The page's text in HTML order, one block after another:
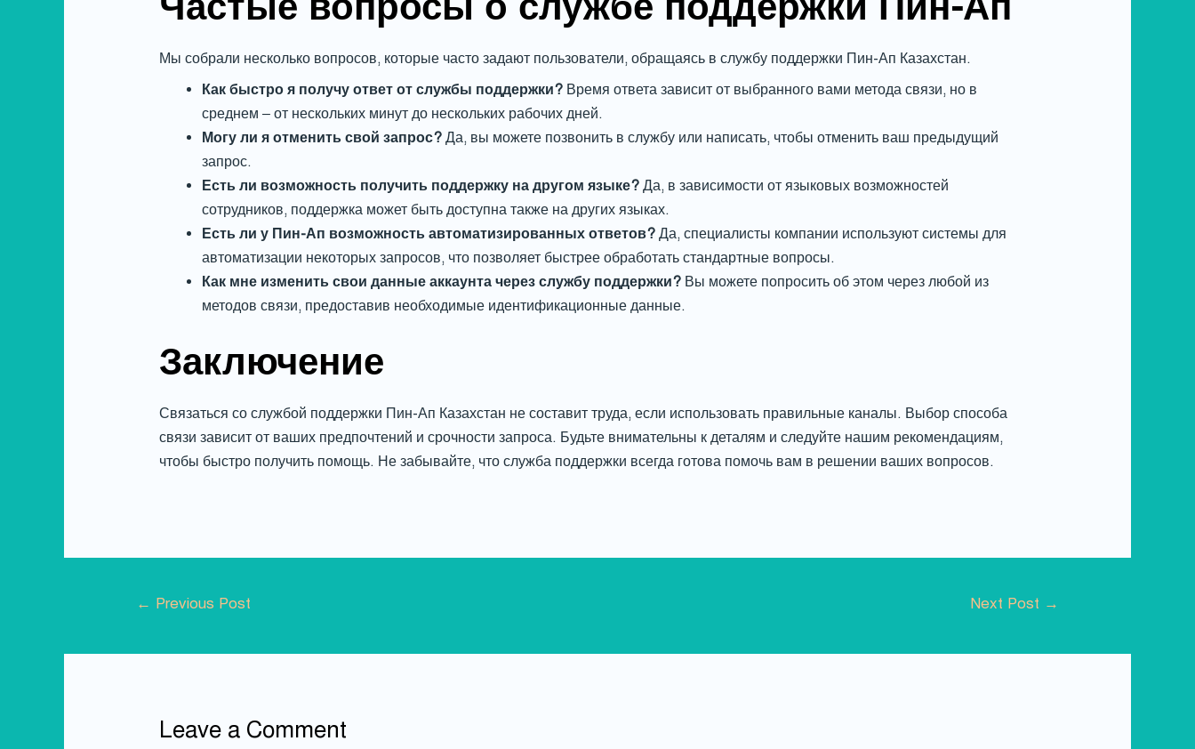
Мы собрали несколько вопросов, которые часто задают пользователи, обращаясь в службу поддержки Пин-Ап Казахстан.
Как быстро я получу ответ от службы поддержки?Время ответа зависит от выбранного вами метода связи, но в
среднем – от нескольких минут до нескольких рабочих дней.
Могу ли я отменить свой запрос?Да, вы можете позвонить в службу или написать, чтобы отменить ваш предыдущий
запрос.
Есть ли возможность получить поддержку на другом языке?Да, в зависимости от языковых возможностей
сотрудников, поддержка может быть доступна также на других языках.
Есть ли у Пин-Ап возможность автоматизированных ответов?Да, специалисты компании используют системы для
автоматизации некоторых запросов, что позволяет быстрее обработать стандартные вопросы.
Как мне изменить свои данные аккаунта через службу поддержки?Вы можете попросить об этом через любой из
методов связи, предоставив необходимые идентификационные данные.
Заключение
Связаться со службой поддержки Пин-Ап Казахстан не составит труда, если использовать правильные каналы. Выбор способа
связи зависит от ваших предпочтений и срочности запроса. Будьте внимательны к деталям и следуйте нашим рекомендациям,
чтобы быстро получить помощь. Не забывайте, что служба поддержки всегда готова помочь вам в решении ваших вопросов.
← Previous Post Next Post →
Leave a Comment